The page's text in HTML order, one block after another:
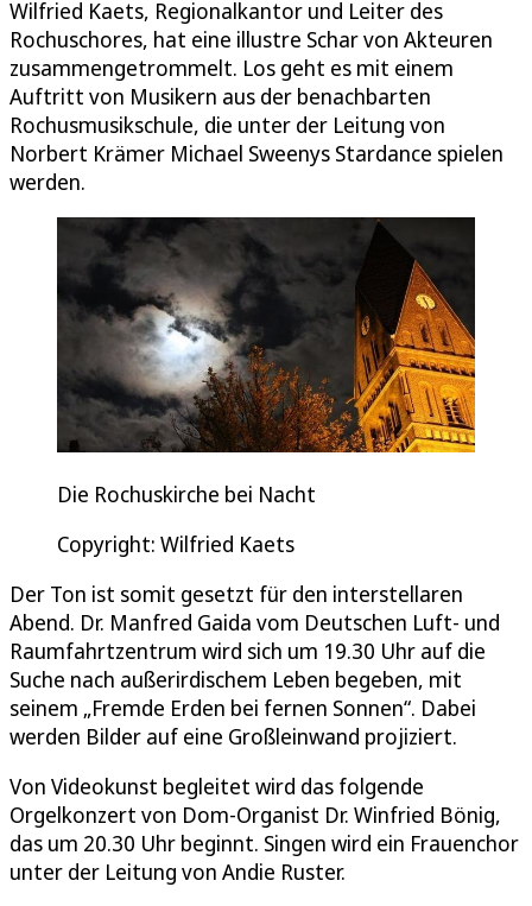
Wilfried Kaets, Regionalkantor und Leiter des
Rochuschores, hat eine illustre Schar von Akteuren
zusammengetrommelt. Los geht es mit einem
Auftritt von Musikern aus der benachbarten
Rochusmusikschule, die unter der Leitung von
Norbert Krämer Michael Sweenys Stardance spielen
werden.
Die Rochuskirche bei Nacht
Copyright: Wilfried Kaets
Der Ton ist somit gesetzt für den interstellaren
Abend. Dr. Manfred Gaida vom Deutschen Luft- und
Raumfahrtzentrum wird sich um 19.30 Uhr auf die
Suche nach außerirdischem Leben begeben, mit
seinem „Fremde Erden bei fernen Sonnen“. Dabei
werden Bilder auf eine Großleinwand projiziert.
Von Videokunst begleitet wird das folgende
Orgelkonzert von Dom-Organist Dr. Winfried Bönig,
das um 20.30 Uhr beginnt. Singen wird ein Frauenchor
unter der Leitung von Andie Ruster.